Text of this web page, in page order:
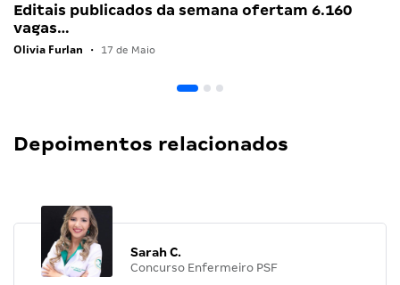
Editais publicados da semana ofertam 6.160
vagas…
Olivia Furlan • 17 de Maio
Depoimentos relacionados
Sarah C.
Concurso Enfermeiro PSF